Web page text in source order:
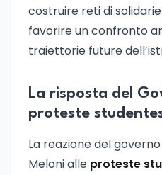
costruire reti di
favorire un confronto
traiettorie future
La risposta del
proteste
La reazione del
Meloni alle proteste